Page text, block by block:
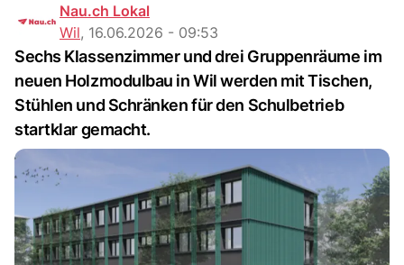
Nau.ch Lokal
Wil, 16.06.2026 - 09:53
Sechs Klassenzimmer und drei Gruppenräume im
neuen Holzmodulbau in Wil werden mit Tischen,
Stühlen und Schränken für den Schulbetrieb
startklar gemacht.